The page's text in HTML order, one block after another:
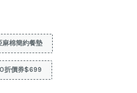
棉簡約餐墊
折價券$699